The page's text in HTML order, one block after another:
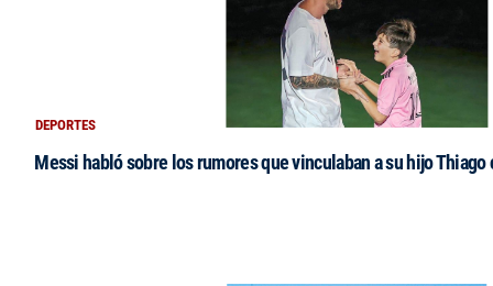
DEPORTES
Messi habló sobre los rumores que vinculaban a su hijo Thiago